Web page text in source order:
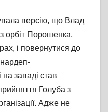
версію, що Влад
орбіт Порошенка,
і повернутися до
нардеп-
на заваді став
Голуба з
Адже не